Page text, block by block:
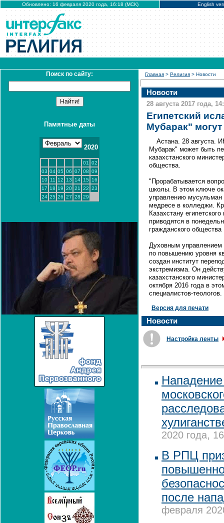
Обновлено: 16 февраля 2020 года, 16:18 (МСК) English
Поиск по сайту:
Памятные даты
2020
01
02
03 04 05 06 07 08 09
10
11 12 13 14 15
16
17 18 19 20 21 22 23
24 25 26 27 28 29
Главная > Религия > Новости
Новости
28 августа 2017 года,
Египетский
Мубарак" могут
Астана. 28 августа.
Мубарак" может быть
казахстанского
общества.
"Прорабатывается
школы. В этом ключе
управлению мусульман
медресе в колледжи.
Казахстану
приводятся в
гражданского
Духовным
по повышению уровня
создан институт
экстремизма. Он
казахстанского
октября 2016 года в
специалистов-теологов.
Версия для печати
Новости
Настройка ленты
2020 года,
В РПЦ
после
февраля